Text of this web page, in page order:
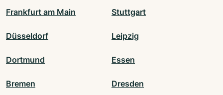
Frankfurt am Main Stuttgart
Düsseldorf Leipzig
Dortmund Essen
Bremen Dresden